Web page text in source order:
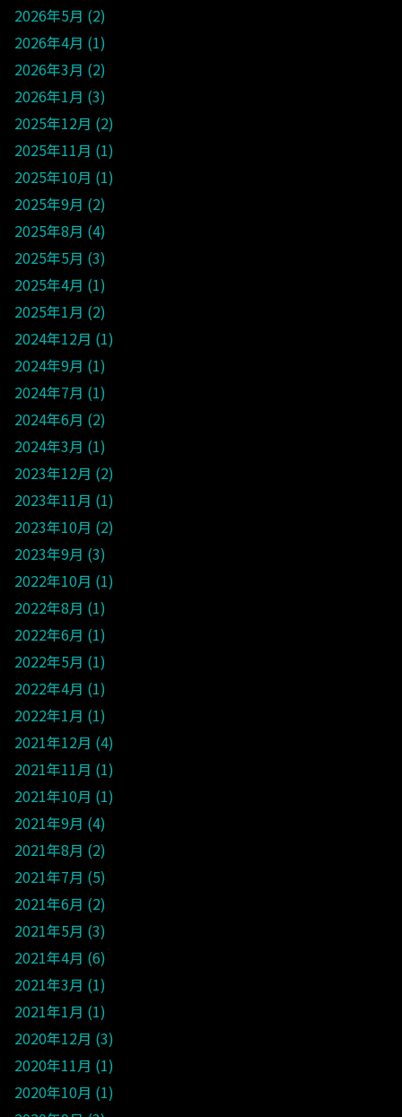
2026年5月 2
2026年4月 1
2026年3月 2
2026年1月 3
2025年12月 2
2025年11月 1
2025年10月 1
2025年9月 2
2025年8月 4
2025年5月 3
2025年4月 1
2025年1月 2
2024年12月 1
2024年9月 1
2024年7月 1
2024年6月 2
2024年3月 1
2023年12月 2
2023年11月 1
2023年10月 2
2023年9月 3
2022年10月 1
2022年8月 1
2022年6月 1
2022年5月 1
2022年4月 1
2022年1月 1
2021年12月 4
2021年11月 1
2021年10月 1
2021年9月 4
2021年8月 2
2021年7月 5
2021年6月 2
2021年5月 3
2021年4月 6
2021年3月 1
2021年1月 1
2020年12月 3
2020年11月 1
2020年10月 1